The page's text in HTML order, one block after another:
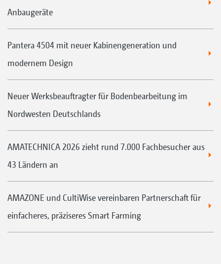
Anbaugeräte
Pantera 4504 mit neuer Kabinengeneration und
modernem Design
Neuer Werksbeauftragter für Bodenbearbeitung im
Nordwesten Deutschlands
AMATECHNICA 2026 zieht rund 7.000 Fachbesucher aus
43 Ländern an
AMAZONE und CultiWise vereinbaren Partnerschaft für
einfacheres, präziseres Smart Farming